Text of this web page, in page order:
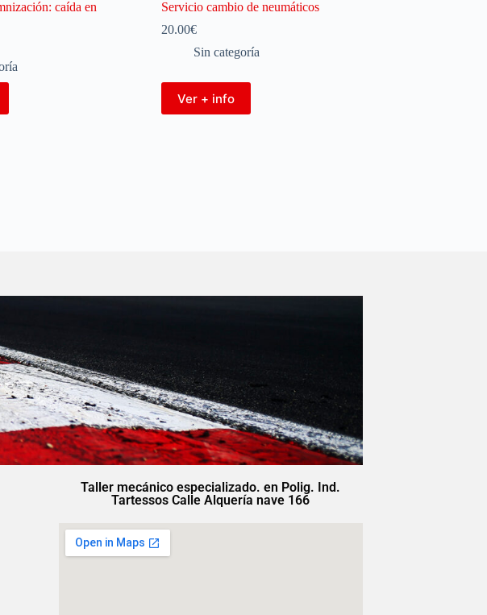
caída en
Servicio cambio de neumáticos
20.00€
Sin categoría
Ver + info
Taller mecánico especializado. en Polig. Ind.
Tartessos Calle Alquería nave 166